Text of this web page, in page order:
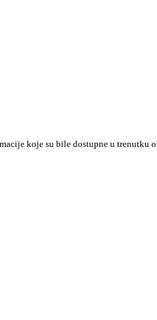
koje su bile dostupne u trenutku